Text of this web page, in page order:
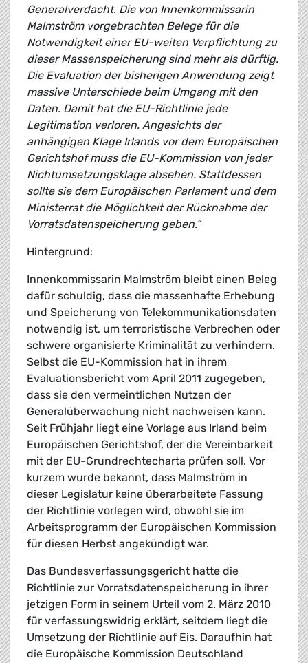
Generalverdacht. Die von Innenkommissarin
Malmström vorgebrachten Belege für die
Notwendigkeit einer EU-weiten Verpflichtung zu
dieser Massenspeicherung sind mehr als dürftig.
Die Evaluation der bisherigen Anwendung zeigt
massive Unterschiede beim Umgang mit den
Daten. Damit hat die EU-Richtlinie jede
Legitimation verloren. Angesichts der
anhängigen Klage Irlands vor dem Europäischen
Gerichtshof muss die EU-Kommission von jeder
Nichtumsetzungsklage absehen. Stattdessen
sollte sie dem Europäischen Parlament und dem
Ministerrat die Möglichkeit der Rücknahme der
Vorratsdatenspeicherung geben.“
Hintergrund:
Innenkommissarin Malmström bleibt einen Beleg
dafür schuldig, dass die massenhafte Erhebung
und Speicherung von Telekommunikationsdaten
notwendig ist, um terroristische Verbrechen oder
schwere organisierte Kriminalität zu verhindern.
Selbst die EU-Kommission hat in ihrem
Evaluationsbericht vom April 2011 zugegeben,
dass sie den vermeintlichen Nutzen der
Generalüberwachung nicht nachweisen kann.
Seit Frühjahr liegt eine Vorlage aus Irland beim
Europäischen Gerichtshof, der die Vereinbarkeit
mit der EU-Grundrechtecharta prüfen soll. Vor
kurzem wurde bekannt, dass Malmström in
dieser Legislatur keine überarbeitete Fassung
der Richtlinie vorlegen wird, obwohl sie im
Arbeitsprogramm der Europäischen Kommission
für diesen Herbst angekündigt war.
Das Bundesverfassungsgericht hatte die
Richtlinie zur Vorratsdatenspeicherung in ihrer
jetzigen Form in seinem Urteil vom 2. März 2010
für verfassungswidrig erklärt, seitdem liegt die
Umsetzung der Richtlinie auf Eis. Daraufhin hat
die Europäische Kommission Deutschland